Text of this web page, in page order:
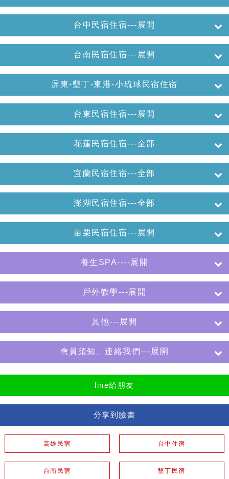
台中民宿住宿---展開
台南民宿住宿---展開
屏東-墾丁-東港-小琉球民宿住宿
台東民宿住宿---展開
花蓮民宿住宿---全部
宜蘭民宿住宿---全部
澎湖民宿住宿---全部
苗栗民宿住宿---展開
養生SPA----展開
戶外教學---展開
其他---展開
會員須知、連絡我們---展開
line給朋友
分享到臉書
高雄民宿 台中住宿
台南民宿 墾丁民宿